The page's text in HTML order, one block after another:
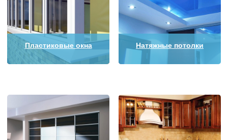
Пластиковые окна Натяжные потолки